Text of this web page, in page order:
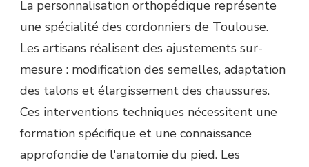
La personnalisation orthopédique représente
une spécialité des cordonniers de Toulouse.
Les artisans réalisent des ajustements sur-
mesure : modification des semelles, adaptation
des talons et élargissement des chaussures.
Ces interventions techniques nécessitent une
formation spécifique et une connaissance
approfondie de l'anatomie du pied. Les